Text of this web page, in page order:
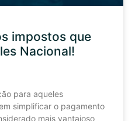
impostos que
Nacional!
para aqueles
simplificar o pagamento
mais vantajoso